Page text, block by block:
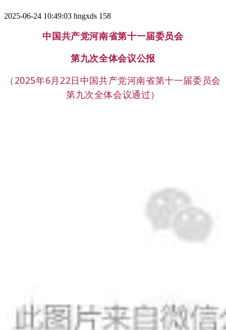
2025-06-24 10:49:03 hngxds 158
中国共产党河南省第十一届委员会
第九次全体会议公报
（2025年6月22日中国共产党河南省第十一届委员会
第九次全体会议通过）